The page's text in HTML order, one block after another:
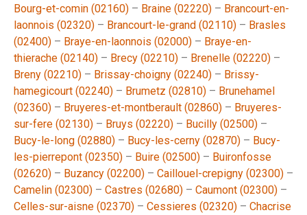
Bourg-et-comin (02160) – Braine (02220) – Brancourt-en-
laonnois (02320) – Brancourt-le-grand (02110) – Brasles
(02400) – Braye-en-laonnois (02000) – Braye-en-
thierache (02140) – Brecy (02210) – Brenelle (02220) –
Breny (02210) – Brissay-choigny (02240) – Brissy-
hamegicourt (02240) – Brumetz (02810) – Brunehamel
(02360) – Bruyeres-et-montberault (02860) – Bruyeres-
sur-fere (02130) – Bruys (02220) – Bucilly (02500) –
Bucy-le-long (02880) – Bucy-les-cerny (02870) – Bucy-
les-pierrepont (02350) – Buire (02500) – Buironfosse
(02620) – Buzancy (02200) – Caillouel-crepigny (02300) –
Camelin (02300) – Castres (02680) – Caumont (02300) –
Celles-sur-aisne (02370) – Cessieres (02320) – Chacrise